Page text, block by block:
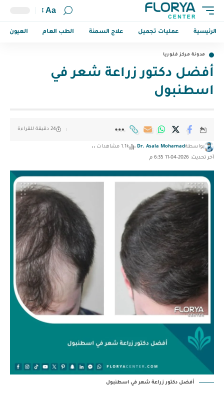
Aa
الرئيسية عمليات تجميل علاج السمنة الطب العام العيون
مدونة مركز فلوريا
أفضل دكتور زراعة شعر في
اسطنبول
آخر تحديث: 2026-04-11 6:35 م
بواسطةDr. Asala Mohamad 1.1k مشاهدات
24 دقيقة للقراءة
أفضل دكتور زراعة شعر في اسطنبول